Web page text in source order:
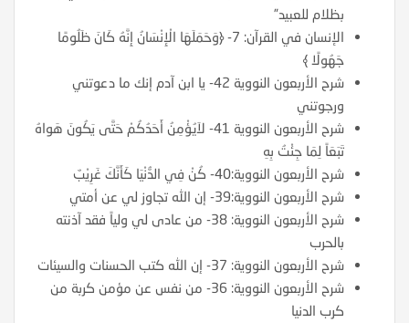
بظلام للعبيد”
الإنسان في القرآن: 7- ﴿وَحَمَلَهَا الْإِنْسَانُ إِنَّهُ كَانَ ظَلُومًا
جَهُولًا ﴾
شرح الأربعون النووية 42- يا ابن آدم إنك ما دعوتني
ورجوتني
شرح الأربعون النووية 41- لاَيُؤْمِنُ أَحَدُكُمْ حَتَّى يَكُونَ هَواهُ
تَبَعَاً لِمَا جِئْتُ بِهِ
شرح الأربعون النووية:40- كُنْ فِي الدُّنْيَا كَأَنَّكَ غَرِيْبٌ
شرح الأربعون النووية:39- إن الله تجاوز لي عن أمتي
شرح الأربعون النووية: 38- من عادى لي ولياً فقد آذنته
بالحرب
شرح الأربعون النووية: 37- إن الله كتب الحسنات والسيئات
شرح الأربعون النووية: 36- من نفس عن مؤمن كربة من
كرب الدنيا